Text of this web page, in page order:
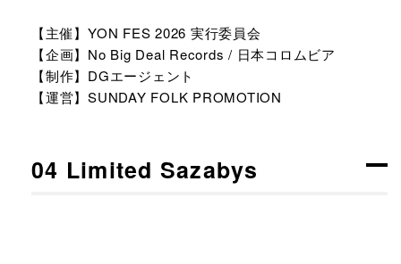
【主催】YON FES 2026 実行委員会
【企画】No Big Deal Records / 日本コロムビア
【制作】DGエージェント
【運営】SUNDAY FOLK PROMOTION
04 Limited Sazabys